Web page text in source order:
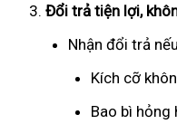
Đổi trả tiện lợi,
Nhận đổi trả
Kích cỡ
Bao bì hỏng